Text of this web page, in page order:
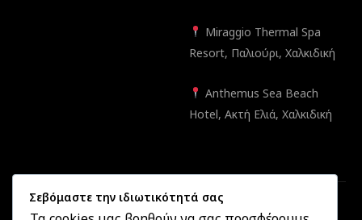
Miraggio Thermal Spa
Resort, Παλιούρι, Χαλκιδική
Anthemus Sea Beach
Hotel, Ακτή Ελιά, Χαλκιδική
Σεβόμαστε την ιδιωτικότητά σας